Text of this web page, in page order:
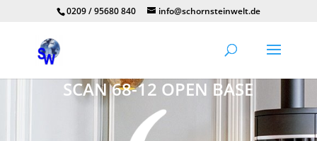
0209 / 95680 840 info@schornsteinwelt.de
SCAN 68-12 OPEN BASE